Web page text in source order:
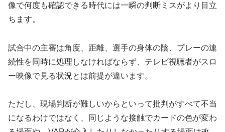
像で何度も確認できる時代には一瞬の判断ミスがより目立
ちます。
試合中の主審は角度、距離、選手の身体の陰、プレーの連
続性を同時に処理しなければならず、テレビ視聴者がスロ
ー映像で見る状況とは前提が違います。
ただし、現場判断が難しいからといって批判がすべて不当
になるわけではなく、同じような接触でカードの色が変わ